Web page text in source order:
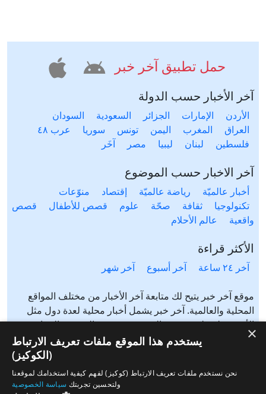
حمل تطبيق آخر خبر
آخر الأخبار حسب الدولة
الأردن الإمارات الجزائر السعودية
السودان
العراق
المغرب اليمن تونس سوريا
عرب ٤٨
فلسطين
لبنان ليبيا مصر آخَر
آخر الاخبار حسب الموضوع
أخبار عالميّة رياضة عالميّة إقتصاد
منوّعات
تكنولوجيا
ثقافة صحّة علوم قصص للأطفال
قصص
واقعية
عالم الأحلام
الأكثر قراءة
آخر ٢٤ ساعة آخر أسبوع آخر شهر
موقع آخر خبر يتيح لك متابعة آخر الأخبار من مختلف المواقع
المحلية والعالمية. آخر خبر يشمل أخبار محلية لعدة دول مثل
الأردن، فلسطين، مصر، السعودية، تونس، المغرب، الجزائر،
عرب ٤٨، لبنان، العراق، اليمن وغيرها آخر خبر يتيح متابعة أخبار
من شتى المواضيع مثل: أخبار محلية، أخبار عالمية، رياضة،
إقتصاد، ثقافة، منوعات وغيرها تابع الأخبار المحلية والعالمية من
مختلف المواقع الإخبارية: الجزيرة، العربية، بي بي سي، سي ان
×
يستخدم هذا الموقع ملفات تعريف الارتباط
(الكوكيز)
نحن نستخدم ملفات تعريف الارتباط (كوكيز) لفهم كيفية استخدامك لموقعنا
ولتحسين تجربتك سياسة الخصوصية